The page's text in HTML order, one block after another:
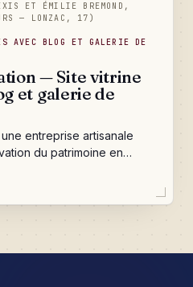
ET ÉMILIE BREMOND,
— LONZAC, 17)
AVEC BLOG ET GALERIE DE
— Site vitrine
et galerie de
entreprise artisanale
du patrimoine en
faire transmis depuis
qui parle mieux que
de contact qui ne